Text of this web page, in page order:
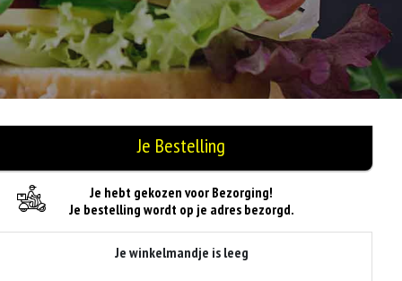
Je hebt gekozen voor Bezorging!
Je bestelling wordt op je adres bezorgd.
Je winkelmandje is leeg
Je Bestelling